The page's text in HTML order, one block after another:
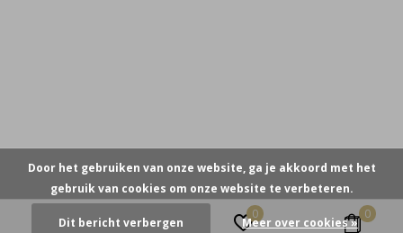
0 0
Door het gebruiken van onze website, ga je akkoord met het
gebruik van cookies om onze website te verbeteren.
Dit bericht verbergen Meer over cookies »